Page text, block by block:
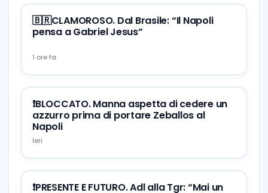
🇧🇷CLAMOROSO. Dal Brasile: “Il Napoli
pensa a Gabriel Jesus”
1 ore fa
❗️BLOCCATO. Manna aspetta di cedere un
azzurro prima di portare Zeballos al
Napoli
Ieri
❗️PRESENTE E FUTURO. Adl alla Tgr: “Mai un